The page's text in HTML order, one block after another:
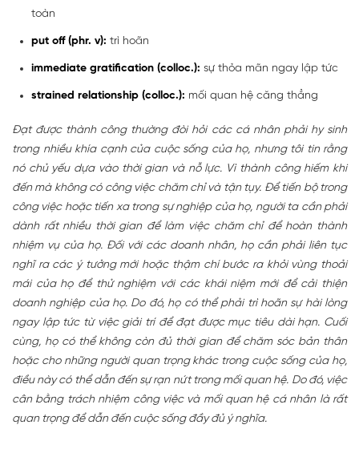
toàn
put off (phr. v): trì hoãn
immediate gratification (colloc.): sự thỏa mãn ngay lập tức
strained relationship (colloc.): mối quan hệ căng thẳng
Đạt được thành công thường đòi hỏi các cá nhân phải hy sinh
trong nhiều khía cạnh của cuộc sống của họ, nhưng tôi tin rằng
nó chủ yếu dựa vào thời gian và nỗ lực. Vì thành công hiếm khi
đến mà không có công việc chăm chỉ và tận tụy. Để tiến bộ trong
công việc hoặc tiến xa trong sự nghiệp của họ, người ta cần phải
dành rất nhiều thời gian để làm việc chăm chỉ để hoàn thành
nhiệm vụ của họ. Đối với các doanh nhân, họ cần phải liên tục
nghĩ ra các ý tưởng mới hoặc thậm chí bước ra khỏi vùng thoải
mái của họ để thử nghiệm với các khái niệm mới để cải thiện
doanh nghiệp của họ. Do đó, họ có thể phải trì hoãn sự hài lòng
ngay lập tức từ việc giải trí để đạt được mục tiêu dài hạn. Cuối
cùng, họ có thể không còn đủ thời gian để chăm sóc bản thân
hoặc cho những người quan trọng khác trong cuộc sống của họ,
điều này có thể dẫn đến sự rạn nứt trong mối quan hệ. Do đó, việc
cân bằng trách nhiệm công việc và mối quan hệ cá nhân là rất
quan trọng để dẫn đến cuộc sống đầy đủ ý nghĩa.